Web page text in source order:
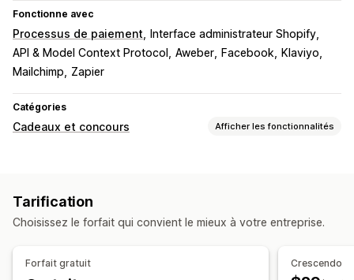
Fonctionne avec
Processus de paiement
Interface administrateur Shopify
API & Model Context Protocol
Aweber Facebook
Klaviyo
Mailchimp
Zapier
Catégories
Cadeaux et concours Afficher les fonctionnalités
Parrainage d’un ami
Tarification
Choisissez le forfait qui convient le mieux à votre entreprise.
Forfait gratuit Crescendo